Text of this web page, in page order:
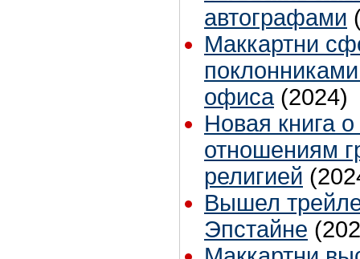
автографами
Маккартни
офиса (2024)
Новая книга
отношениям
религией
Вышел
Эпстайне